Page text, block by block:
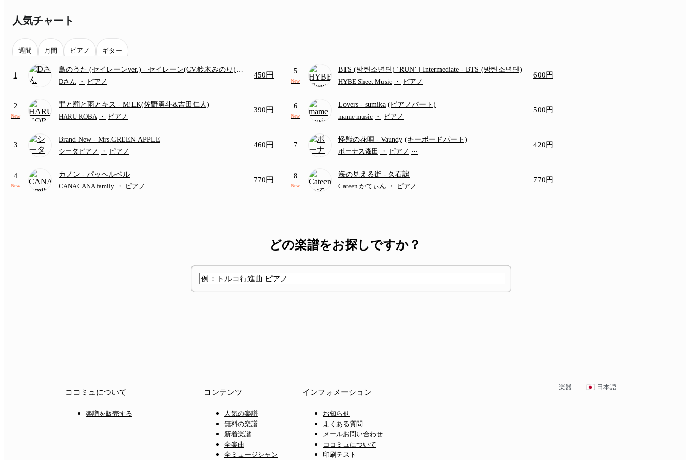
人気チャート
週間 月間 ピアノ ギター
1
島のうた (セイレーンver.) - セイレーン(CV.鈴木みのり)
(難易度:★★★★☆/歌詞・コード・ペダル付き/『映画ち
Dさん ・ ピアノ
450円
2
New
罪と罰と雨とキス - M!LK(佐野勇斗&吉田仁人)
HARU KOBA
・ ピアノ
390円
3
Brand New - Mrs.GREEN APPLE
シータピアノ
・ ピアノ
460円
4
New
カノン - パッヘルベル
CANACANA family ・ ピアノ
770円
5
New
BTS (방탄소년단) ‘RUN’ | Intermediate - BTS (방탄소년단)
HYBE Sheet Music ・ ピアノ
600円
6
New
Lovers - sumika (ピアノパート)
mame music ・ ピアノ
500円
7
怪獣の花唄 - Vaundy (キーボードパート)
ボーナス森田
・ ピアノ ⋯
420円
8
New
海の見える街 - 久石譲
Cateen かてぃん
・ ピアノ
770円
どの楽譜をお探しですか？
ココミュについて
楽譜を販売する
コンテンツ
人気の楽譜
無料の楽譜
新着楽譜
全楽曲
全ミュージシャン
インフォメーション
お知らせ
よくある質問
メールお問い合わせ
ココミュについて
印刷テスト
楽器 日本語